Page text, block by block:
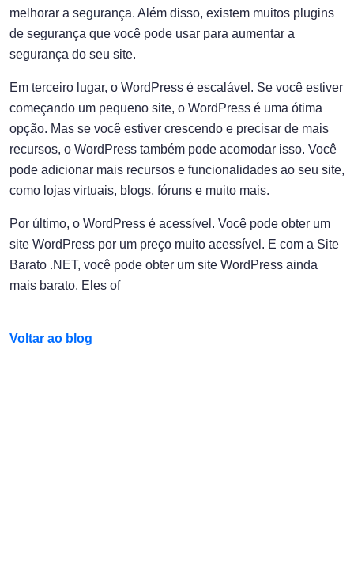
melhorar a segurança. Além disso, existem muitos plugins
de segurança que você pode usar para aumentar a
segurança do seu site.
Em terceiro lugar, o WordPress é escalável. Se você estiver
começando um pequeno site, o WordPress é uma ótima
opção. Mas se você estiver crescendo e precisar de mais
recursos, o WordPress também pode acomodar isso. Você
pode adicionar mais recursos e funcionalidades ao seu site,
como lojas virtuais, blogs, fóruns e muito mais.
Por último, o WordPress é acessível. Você pode obter um
site WordPress por um preço muito acessível. E com a Site
Barato .NET, você pode obter um site WordPress ainda
mais barato. Eles of
Voltar ao blog